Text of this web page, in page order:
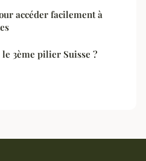
accéder facilement à
3ème pilier Suisse ?